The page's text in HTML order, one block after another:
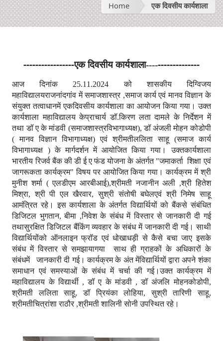
Home एक दिवसीय कार्यशाला
-----------------एक दिवसीय कार्यशाला------------------
आज दिनांक 25.11.2024 को शासकीय दिग्विजय
महाविद्यालयराजनांदगांव में समाजशास्त्र ,समाज कार्य एवं मानव विज्ञान के
संयुक्त तत्वाधानमें एकदिवसीय कार्यशाला का आयोजन किया गया। उक्त
कार्यशाला महाविद्यालय केप्राचार्य डॉ.किरण लता दामले के निर्देशन में
तथा डॉ ए के मांडवी (समाजशास्त्रविभागाध्यक्ष), डॉ अंजली मोहन कोडोपी
( मानव विज्ञान विभागाध्यक्ष) एवं श्रीमतीललिता साहू (समाज कार्य
विभागाध्यक्ष ) के मार्गदर्शन में आयोजित किया गया। उक्तकार्यशाला
भारतीय रिजर्व बैंक की डी ई ए फंड योजना के अंतर्गत "जमाकर्ता शिक्षा एवं
जागरूकता कार्यक्रम" विषय पर आयोजित किया गया। कार्यक्रम में श्री
मुनीश शर्मा ( एलडीएम आरबीआई),श्रीमती नजानीन अली ,श्री हितेश
मिश्रा, श्री पी एल खैरवार, सुश्री संतोषी बघेलएवं श्री निमेष साहू
आमंत्रित रहे। इस कार्यशाला के अंतर्गत विद्यार्थियों को बैंकसे संबंधित
डिजिटल भुगतान, बीमा ,निवेश के संबंध में विस्तार से जानकारी दी गई
तथासुरक्षित डिजिटल बैंकिंग व्यवहार के संबंध में जानकारी दी गई। साथी
विद्यार्थियोंको ऑनलाइन फ्रॉड एवं धोखाधड़ी से कैसे बचा जाए इसके
संबंध में विस्तार से समझायागया साथ ही ग्राहकों के अधिकारों के
संबंधमें जानकारी दी गई। कार्यक्रम के अंत मेंविद्यार्थियों द्वारा अपने शंका
समाधान एवं समस्याओं के संबंध में चर्चा की गई।उक्त कार्यक्रम में
महाविद्यालय के विद्यार्थी , डॉ ए के मांडवी , डॉ अंजलि मोहनकोडोपी,
श्रीमती ललिता साहू, डॉ प्रियंका लोहिया, सुश्री तारिणी साहू,
श्रीमतीचित्रांशा राठौर ,श्रीमती शालिनी सोनी उपस्थित रहे।